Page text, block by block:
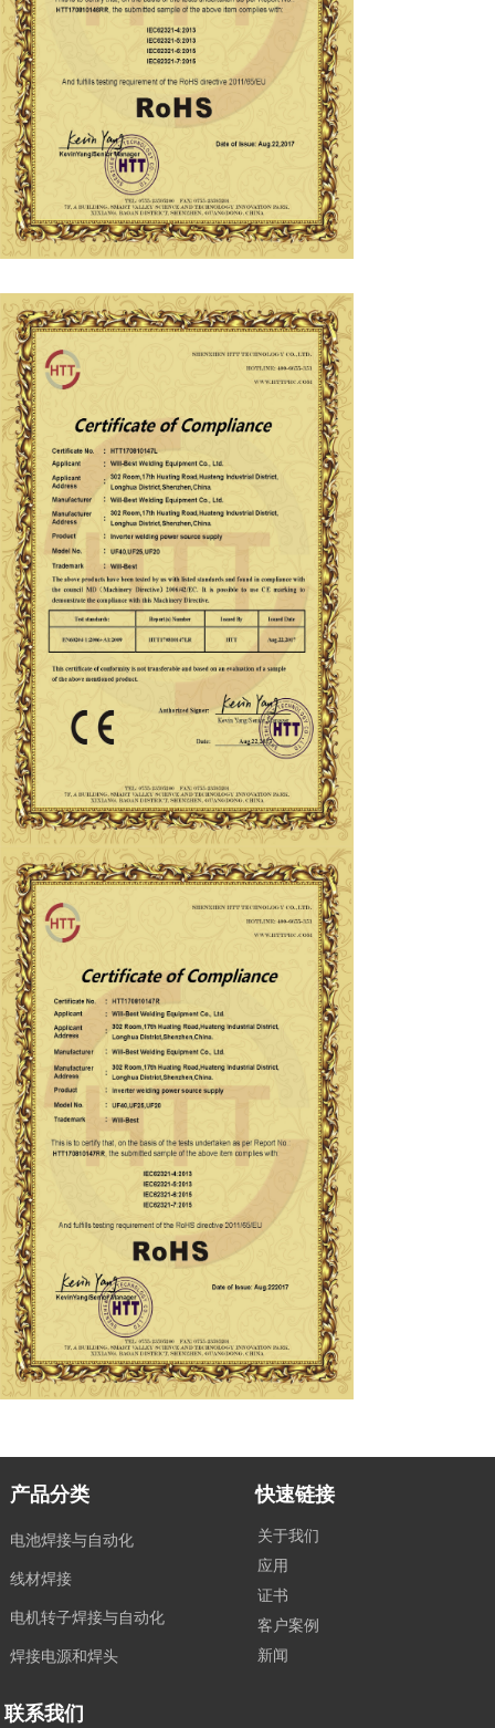
产品分类
电池焊接与自动化
线材焊接
电机转子焊接与自动化
焊接电源和焊头
快速链接
关于我们
应用
证书
客户案例
新闻
联系我们